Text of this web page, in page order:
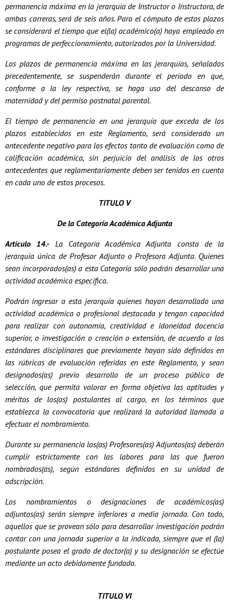
permanencia máxima en la jerarquía de Instructor o Instructora, de
ambas carreras, será de seis años. Para el cómputo de estos plazos
se considerará el tiempo que el(la) académico(a) haya empleado en
programas de perfeccionamiento, autorizados por la Universidad.
Los plazos de permanencia máxima en las jerarquías, señalados
precedentemente, se suspenderán durante el período en que,
conforme a la ley respectiva, se haga uso del descanso de
maternidad y del permiso postnatal parental.
El tiempo de permanencia en una jerarquía que exceda de los
plazos establecidos en este Reglamento, será considerado un
antecedente negativo para los efectos tanto de evaluación como de
calificación académica, sin perjuicio del análisis de los otros
antecedentes que reglamentariamente deben ser tenidos en cuenta
en cada uno de estos procesos.
TITULO V
De la Categoría Académica Adjunta
Artículo 14.- La Categoría Académica Adjunta consta de la
jerarquía única de Profesor Adjunto o Profesora Adjunta. Quienes
sean incorporados(as) a esta Categoría sólo podrán desarrollar una
actividad académica específica.
Podrán ingresar a esta jerarquía quienes hayan desarrollado una
actividad académica o profesional destacada y tengan capacidad
para realizar con autonomía, creatividad e idoneidad docencia
superior, o investigación o creación o extensión, de acuerdo a los
estándares disciplinares que previamente hayan sido definidos en
las rúbricas de evaluación referidas en este Reglamento, y sean
designados(as) previo desarrollo de un proceso público de
selección, que permita valorar en forma objetiva las aptitudes y
méritos de los(as) postulantes al cargo, en los términos que
establezca la convocatoria que realizará la autoridad llamada a
efectuar el nombramiento.
Durante su permanencia los(as) Profesores(as) Adjuntos(as) deberán
cumplir estrictamente con las labores para las que fueron
nombrados(as), según estándares definidos en su unidad de
adscripción.
Los nombramientos o designaciones de académicos(as)
adjuntos(as) serán siempre inferiores a media jornada. Con todo,
aquellos que se provean sólo para desarrollar investigación podrán
contar con una jornada superior a la indicada, siempre que el (la)
postulante posea el grado de doctor(a) y su designación se efectúe
mediante un acto debidamente fundado.
TITULO VI